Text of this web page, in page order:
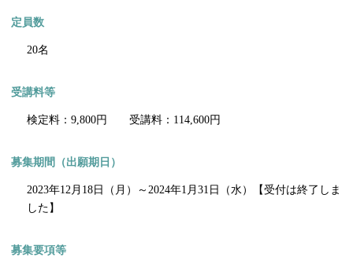
定員数
20名
受講料等
検定料：9,800円 受講料：114,600円
募集期間（出願期日）
2023年12月18日（月）～2024年1月31日（水）【受付は終了しま
した】
募集要項等